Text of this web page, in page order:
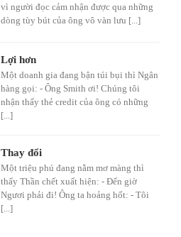
vì người đọc cảm nhận được qua những
dòng tùy bút của ông vô vàn lưu [...]
Lợi hơn
Một doanh gia đang bận túi bụi thì Ngân
hàng gọi: - Ông Smith ơi! Chúng tôi
nhận thấy thẻ credit của ông có những
[...]
Thay đổi
Một triệu phú đang nằm mơ màng thì
thấy Thần chết xuất hiện: - Đến giờ
Ngươi phải đi! Ông ta hoảng hốt: - Tôi
[...]